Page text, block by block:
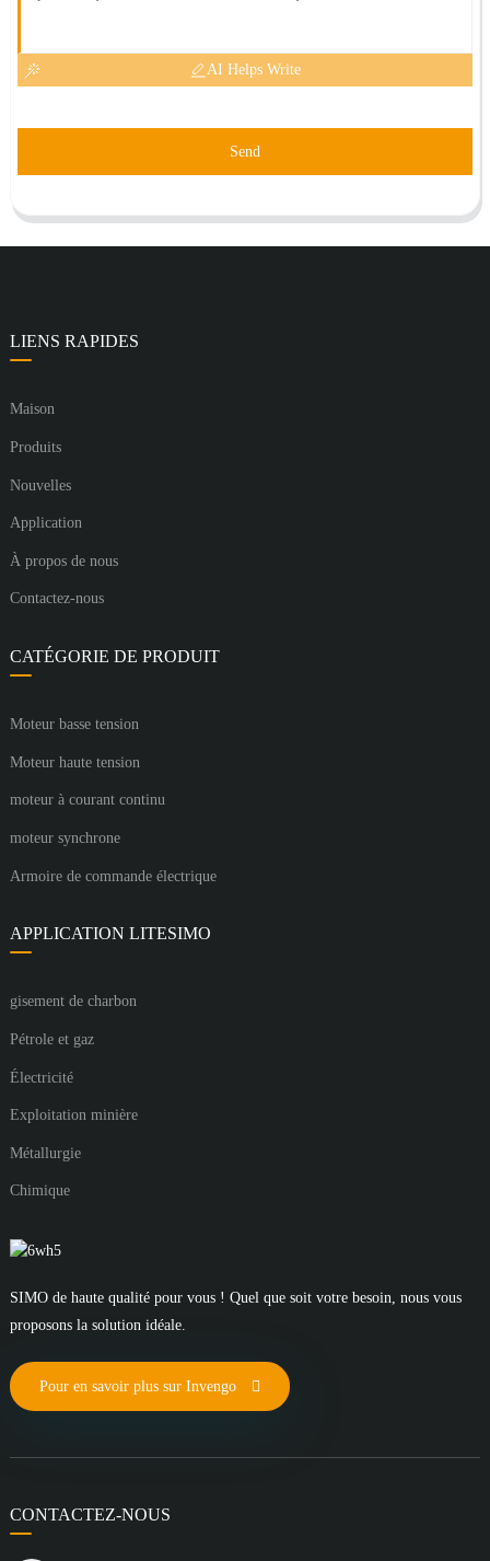
AI Helps Write
Send
LIENS RAPIDES
Maison
Produits
Nouvelles
Application
À propos de nous
Contactez-nous
CATÉGORIE DE PRODUIT
Moteur basse tension
Moteur haute tension
moteur à courant continu
moteur synchrone
Armoire de commande électrique
APPLICATION LITESIMO
gisement de charbon
Pétrole et gaz
Électricité
Exploitation minière
Métallurgie
Chimique
SIMO de haute qualité pour vous ! Quel que soit votre besoin, nous vous
proposons la solution idéale.
Pour en savoir plus sur Invengo
CONTACTEZ-NOUS